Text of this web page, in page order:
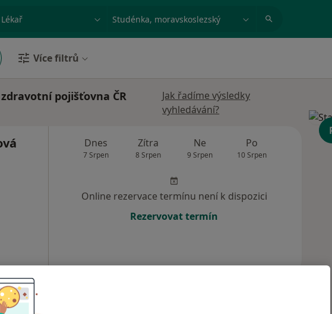
nemoc nebo příjmení Město nebo region
Více filtrů
pojišťovna ČR
Jak řadíme výsledky
vyhledávání?
Dnes
7 Srpen
Zítra
8 Srpen
Ne
9 Srpen
Po
10 Srpen
Online rezervace termínu není k dispozici
Rezervovat termín